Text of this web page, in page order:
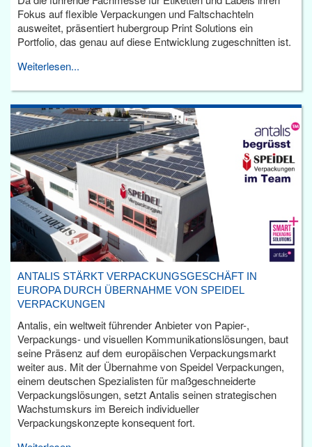
Fokus auf flexible Verpackungen und Faltschachteln
ausweitet, präsentiert hubergroup Print Solutions ein
Portfolio, das genau auf diese Entwicklung zugeschnitten ist.
Weiterlesen...
ANTALIS STÄRKT VERPACKUNGSGESCHÄFT IN
EUROPA DURCH ÜBERNAHME VON SPEIDEL
VERPACKUNGEN
Antalis, ein weltweit führender Anbieter von Papier-,
Verpackungs- und visuellen Kommunikationslösungen, baut
seine Präsenz auf dem europäischen Verpackungsmarkt
weiter aus. Mit der Übernahme von Speidel Verpackungen,
einem deutschen Spezialisten für maßgeschneiderte
Verpackungslösungen, setzt Antalis seinen strategischen
Wachstumskurs im Bereich individueller
Verpackungskonzepte konsequent fort.